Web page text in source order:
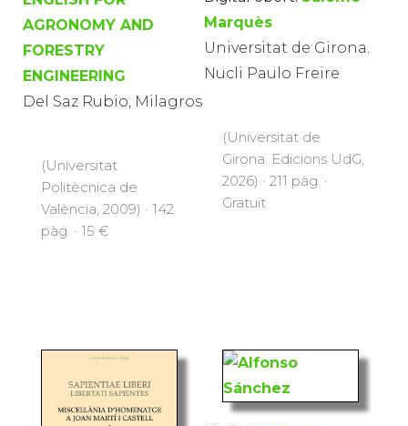
AGRONOMY AND
FORESTRY
ENGINEERING
Del Saz Rubio, Milagros
(Universitat
Politècnica de
València, 2009) · 142
pàg. · 15 €
Marquès
Universitat de Girona.
Nucli Paulo Freire
(Universitat de
Girona. Edicions UdG,
2026) · 211 pàg. ·
Gratuït